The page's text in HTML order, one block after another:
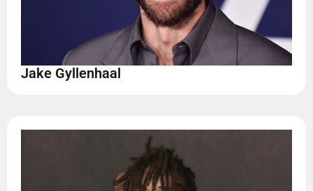
Jake Gyllenhaal